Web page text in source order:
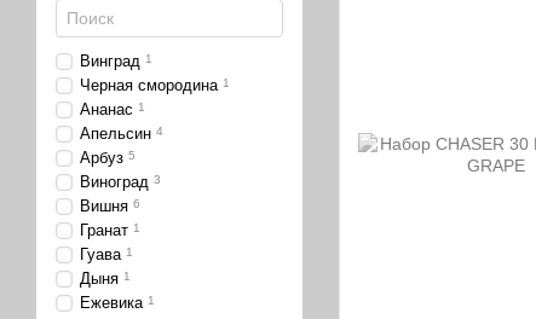
Винград 1
Черная смородина 1
Ананас 1
Апельсин 4
Арбуз 5
Виноград 3
Вишня 6
Гранат 1
Гуава 1
Дыня 1
Ежевика 1